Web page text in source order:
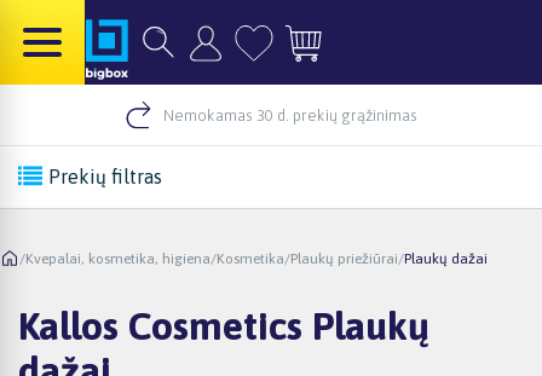
Nemokamas 30 d. prekių grąžinimas
Prekių filtras
/Kvepalai, kosmetika, higiena/Kosmetika/Plaukų priežiūrai/Plaukų dažai
Kallos Cosmetics Plaukų